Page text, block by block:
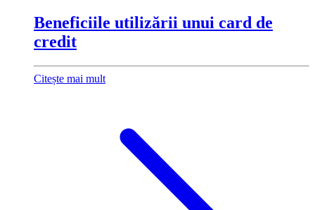
Beneficiile utilizării unui card de
credit
Citește mai mult